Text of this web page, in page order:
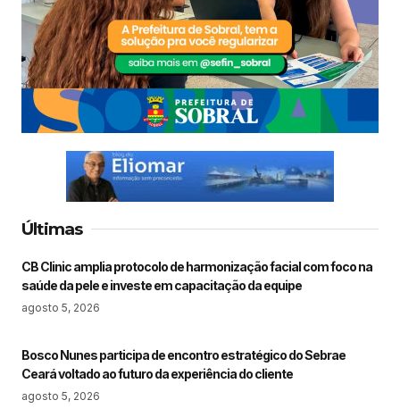
Últimas
CB Clinic amplia protocolo de harmonização facial com foco na
saúde da pele e investe em capacitação da equipe
agosto 5, 2026
Bosco Nunes participa de encontro estratégico do Sebrae
Ceará voltado ao futuro da experiência do cliente
agosto 5, 2026